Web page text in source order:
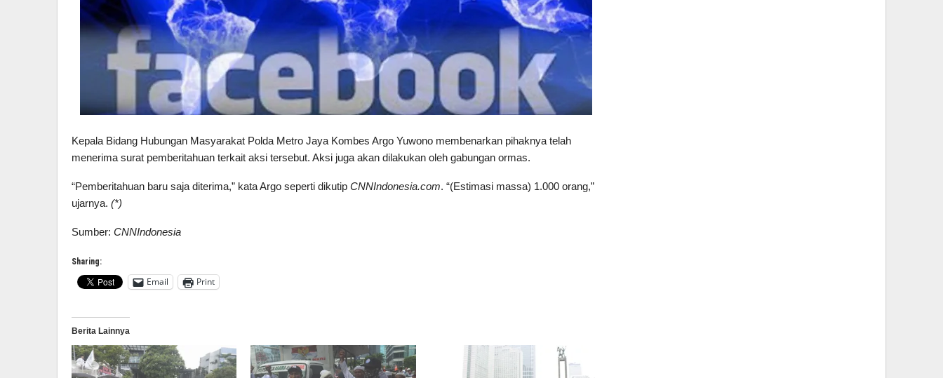
Kepala Bidang Hubungan Masyarakat Polda Metro Jaya Kombes Argo Yuwono membenarkan pihaknya telah
menerima surat pemberitahuan terkait aksi tersebut. Aksi juga akan dilakukan oleh gabungan ormas.
“Pemberitahuan baru saja diterima,” kata Argo seperti dikutip CNNIndonesia.com. “(Estimasi massa) 1.000 orang,”
ujarnya. (*)
Sumber: CNNIndonesia
Sharing:
Email Print
Berita Lainnya